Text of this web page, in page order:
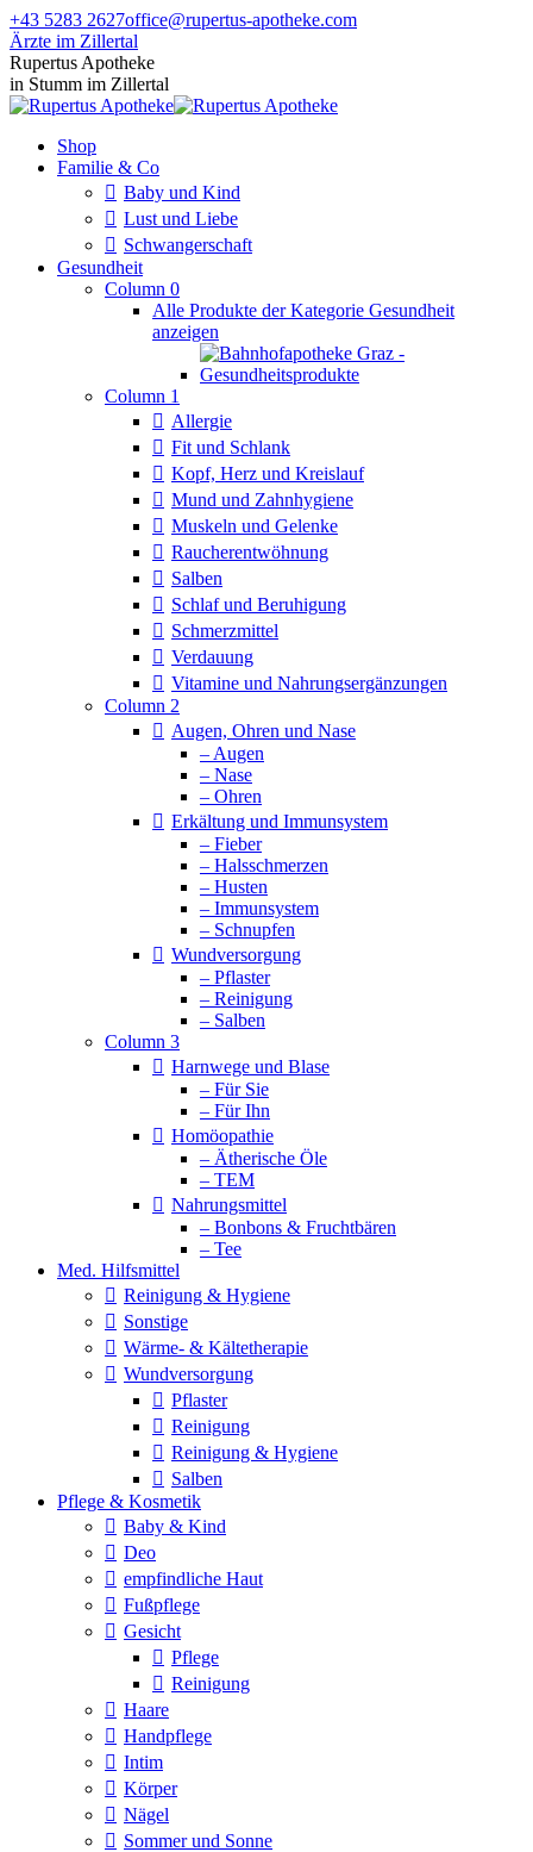
Zum
Inhalt
springen
+43 5283 2627office@rupertus-apotheke.com
Ärzte im Zillertal
Facebook
page
opens
new
window
Instagram
page
opens
new
window
Rupertus Apotheke
in Stumm im Zillertal
Shop
Familie & Co
Baby und Kind
Lust und Liebe
Schwangerschaft
Gesundheit
Column 0
Alle Produkte der Kategorie Gesundheit
anzeigen
Column 1
Allergie
Fit und Schlank
Kopf, Herz und Kreislauf
Mund und Zahnhygiene
Muskeln und Gelenke
Raucherentwöhnung
Salben
Schlaf und Beruhigung
Schmerzmittel
Verdauung
Vitamine und Nahrungsergänzungen
Column 2
Augen, Ohren und Nase
– Augen
– Nase
– Ohren
Erkältung und Immunsystem
– Fieber
– Halsschmerzen
– Husten
– Immunsystem
– Schnupfen
Wundversorgung
– Pflaster
– Reinigung
– Salben
Column 3
Harnwege und Blase
– Für Sie
– Für Ihn
Homöopathie
– Ätherische Öle
– TEM
Nahrungsmittel
– Bonbons & Fruchtbären
– Tee
Med. Hilfsmittel
Reinigung & Hygiene
Sonstige
Wärme- & Kältetherapie
Wundversorgung
Pflaster
Reinigung
Reinigung & Hygiene
Salben
Pflege & Kosmetik
Baby & Kind
Deo
empfindliche Haut
Fußpflege
Gesicht
Pflege
Reinigung
Haare
Handpflege
Intim
Körper
Nägel
Sommer und Sonne